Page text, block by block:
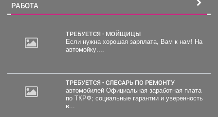
РАБОТА
ТРЕБУЕТСЯ - МОЙЩИЦЫ
Если нужна хорошая зарплата, Вам к нам! На
автомойку....
ТРЕБУЕТСЯ - СЛЕСАРЬ ПО РЕМОНТУ
автомобилей Официальная заработная плата
по ТКРФ; социальные гарантии и уверенность
в...